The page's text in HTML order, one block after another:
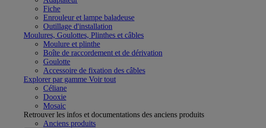
Fiche
Enrouleur et lampe baladeuse
Outillage d'installation
Moulures, Goulottes, Plinthes et câbles
Moulure et plinthe
Boîte de raccordement et de dérivation
Goulotte
Accessoire de fixation des câbles
Explorer par gamme Voir tout
Céliane
Dooxie
Mosaic
Retrouver les infos et documentations des anciens produits
Anciens produits